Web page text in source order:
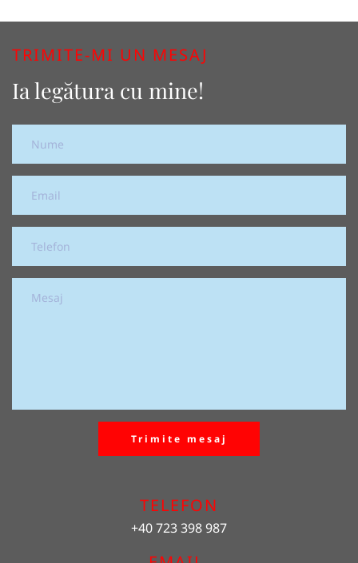
TRIMITE-MI UN MESAJ
Ia legătura cu mine!
Trimite mesaj
TELEFON
+40 723 398 987